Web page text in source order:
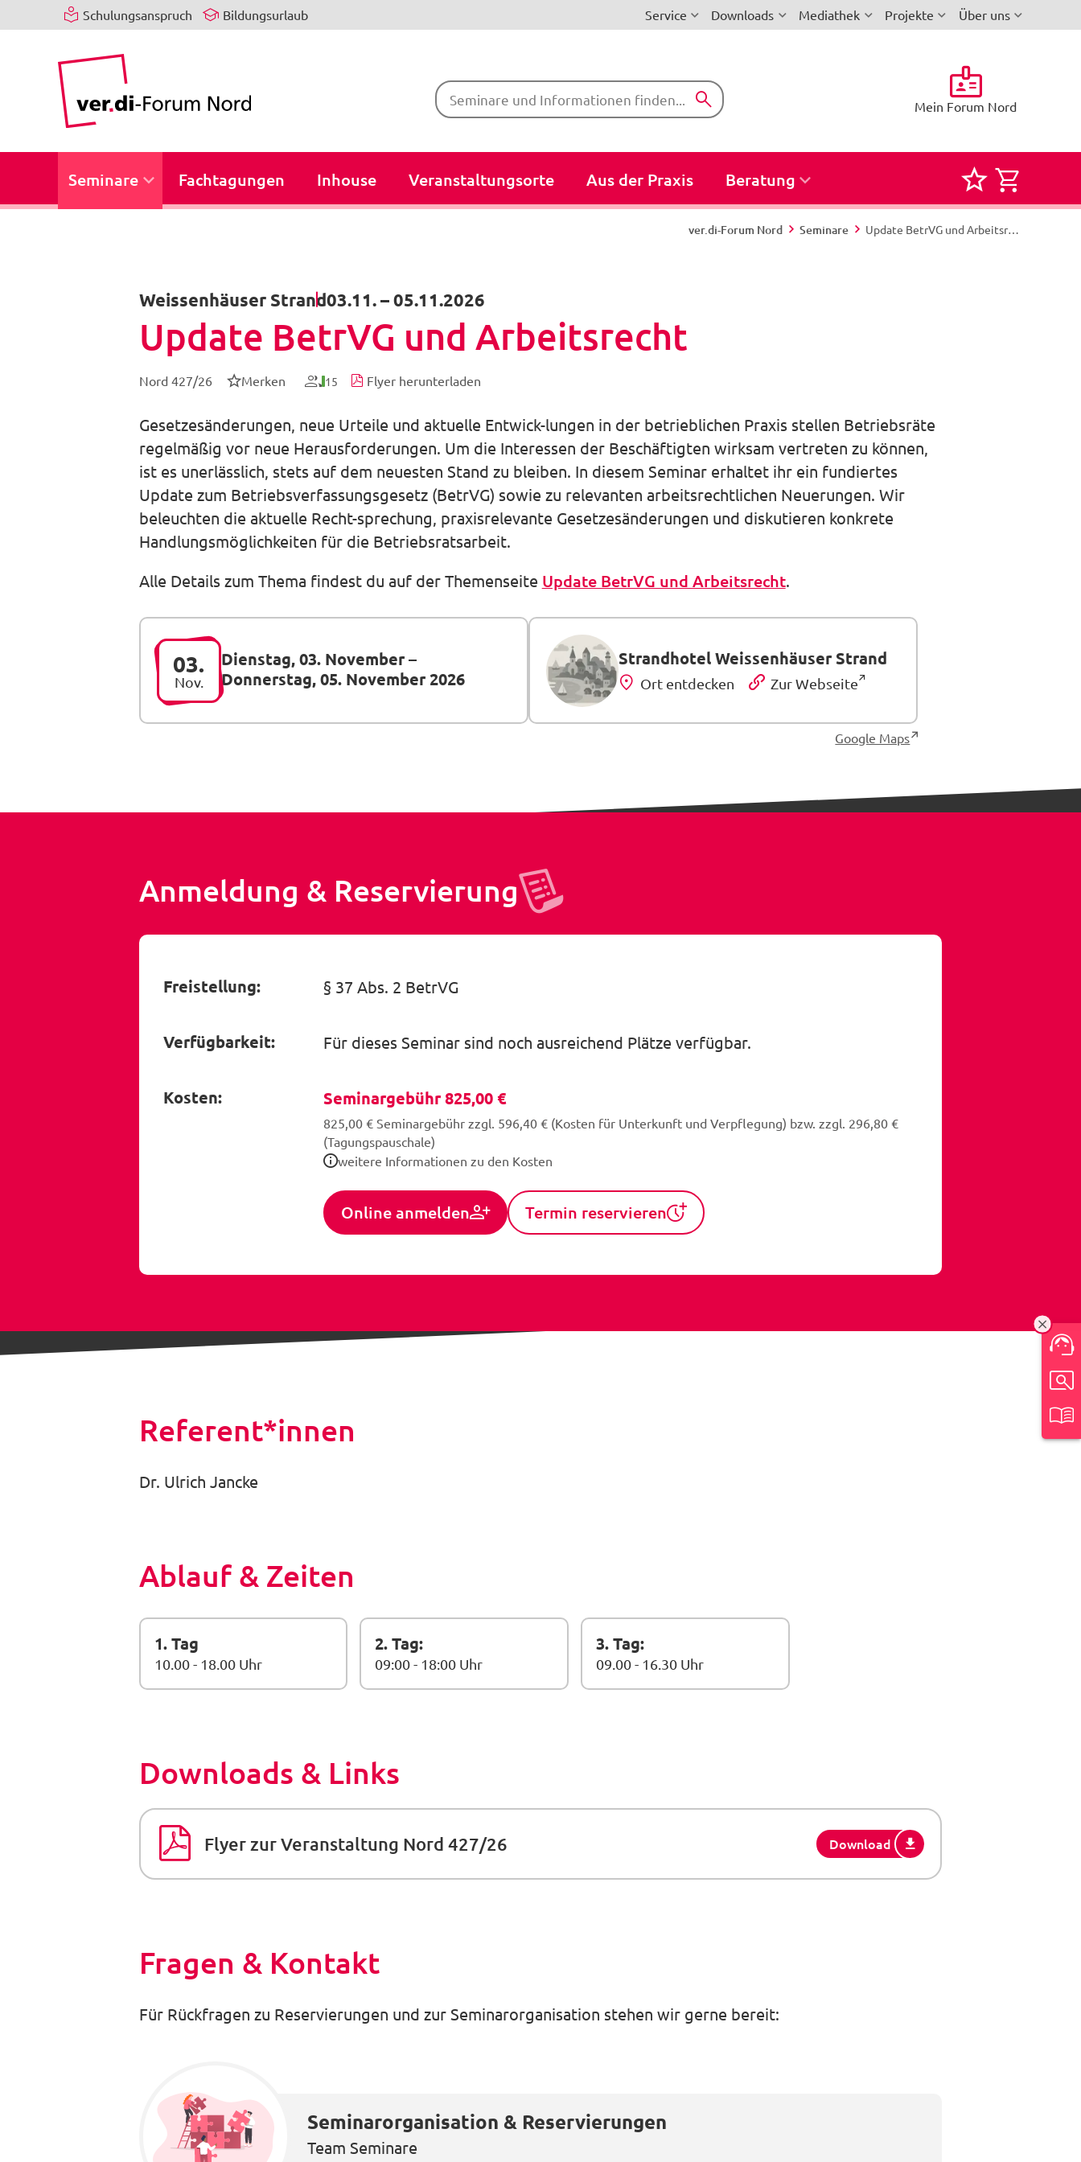
Schulungsanspruch Bildungsurlaub Service Downloads Mediathek Projekte Über uns
Suchbegriffe
Mein Forum Nord
Seminare Fachtagungen Inhouse Veranstaltungsorte Aus der Praxis Beratung
Merkliste
fürzur
Ein-/
ver.di-Forum Nord Seminare Update BetrVG und Arbeitsrecht - Nord 427/26 - Weissenhäuser Strand
Weissenhäuser Strand03.11.–05.11.2026
Update BetrVG und Arbeitsrecht
Nord 427/26 Merken 15 Flyer herunterladen
Gesetzesänderungen, neue Urteile und aktuelle Entwick-lungen in der betrieblichen Praxis stellen Betriebsräte
regelmäßig vor neue Herausforderungen. Um die Interessen der Beschäftigten wirksam vertreten zu können,
ist es unerlässlich, stets auf dem neuesten Stand zu bleiben. In diesem Seminar erhaltet ihr ein fundiertes
Update zum Betriebsverfassungsgesetz (BetrVG) sowie zu relevanten arbeitsrechtlichen Neuerungen. Wir
beleuchten die aktuelle Recht-sprechung, praxisrelevante Gesetzesänderungen und diskutieren konkrete
Handlungsmöglichkeiten für die Betriebsratsarbeit.
Alle Details zum Thema findest du auf der Themenseite Update BetrVG und Arbeitsrecht.
03.
Nov.
Dienstag, 03. November–
Donnerstag, 05. November 2026
Strandhotel Weissenhäuser Strand
Ort entdecken Zur Webseite
Google Maps
Anmeldung & Reservierung
Freistellung: § 37 Abs. 2 BetrVG
Verfügbarkeit: Für dieses Seminar sind noch ausreichend Plätze verfügbar.
Kosten: Seminargebühr 825,00 €
825,00 € Seminargebühr zzgl. 596,40 € (Kosten für Unterkunft und Verpflegung) bzw. zzgl. 296,80 €
(Tagungspauschale)
weitere Informationen zu den Kosten
Online anmelden Termin reservieren
Referent*innen
Dr. Ulrich Jancke
Ablauf & Zeiten
1. Tag
10.00 - 18.00 Uhr
2. Tag:
09:00 - 18:00 Uhr
3. Tag:
09.00 - 16.30 Uhr
Downloads & Links
Flyer zur Veranstaltung Nord 427/26 Download
Fragen & Kontakt
Für Rückfragen zu Reservierungen und zur Seminarorganisation stehen wir gerne bereit:
Seminarorganisation & Reservierungen
Team Seminare